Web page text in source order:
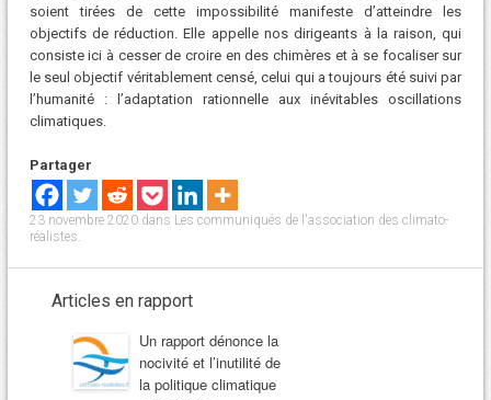
soient tirées de cette impossibilité manifeste d’atteindre les
objectifs de réduction. Elle appelle nos dirigeants à la raison, qui
consiste ici à cesser de croire en des chimères et à se focaliser sur
le seul objectif véritablement censé, celui qui a toujours été suivi par
l’humanité : l’adaptation rationnelle aux inévitables oscillations
climatiques.
Partager
23 novembre 2020dans Les communiqués de l'association des climato-
réalistes
Articles en rapport
Un rapport dénonce la
nocivité et l’inutilité de
la politique climatique